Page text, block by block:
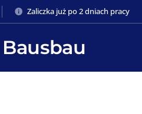
Zaliczka już po 2 dniach pracy 💵
Bausbau